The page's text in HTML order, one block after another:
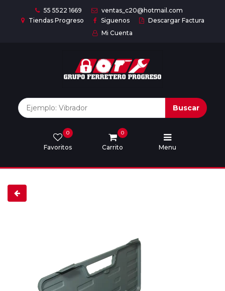
55 5522 1669
ventas_c20@hotmail.com
Tiendas Progreso
Siguenos
Descargar Factura
Mi Cuenta
Buscar
Favoritos
0
Carrito
0
Menu
Marcas
Descargar